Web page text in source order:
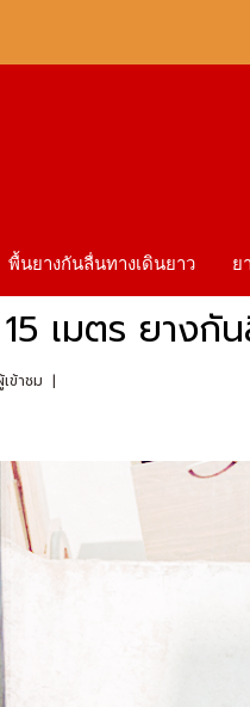
พื้นยางกันลื่นทางเดินยาว ย
เมตร ยางกัน
ข้าชม |